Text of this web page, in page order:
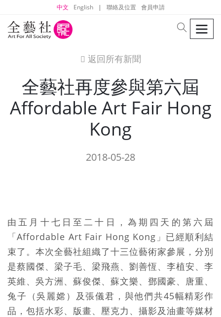
中文 English | 聯絡及位置 會員申請
search
icon
返回所有新聞
全藝社再度參與第六屆
Affordable Art Fair Hong
Kong
2018-05-28
由五月十七日至二十日，為期四天的第六屆
「Affordable Art Fair Hong Kong」已經順利結
束了。本次全藝社組織了十三位藝術家參展，分別
是蔡國傑、梁子毛、梁飛燕、劉善恆、李植安、李
英維、吳方洲、蘇俊傑、蘇文樂、鄧國豪、唐重、
兔子（吳麗嫦）及張儀君，與他們共45幅精彩作
品，包括水彩、版畫、壓克力、攝影及油畫等媒材